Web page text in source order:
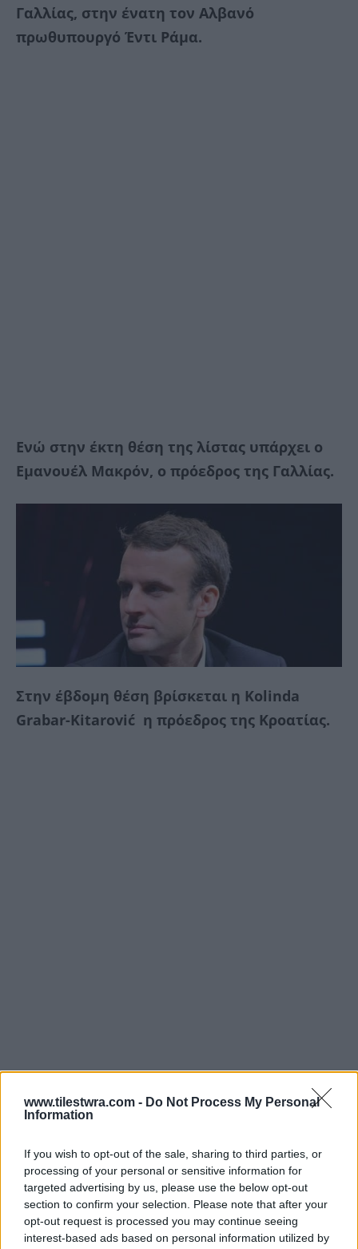
www.tilestwra.com - Do Not Process My Personal
Information
If you wish to opt-out of the sale, sharing to third parties, or
processing of your personal or sensitive information for
targeted advertising by us, please use the below opt-out
section to confirm your selection. Please note that after your
opt-out request is processed you may continue seeing
interest-based ads based on personal information utilized by
Γαλλίας, στην ένατη τον Αλβανό
πρωθυπουργό Έντι Ράμα.
Ενώ στην έκτη θέση της λίστας υπάρχει ο
Εμανουέλ Μακρόν, ο πρόεδρος της Γαλλίας.
Στην έβδομη θέση βρίσκεται η Kolinda
Grabar-Kitarović η πρόεδρος της Κροατίας.